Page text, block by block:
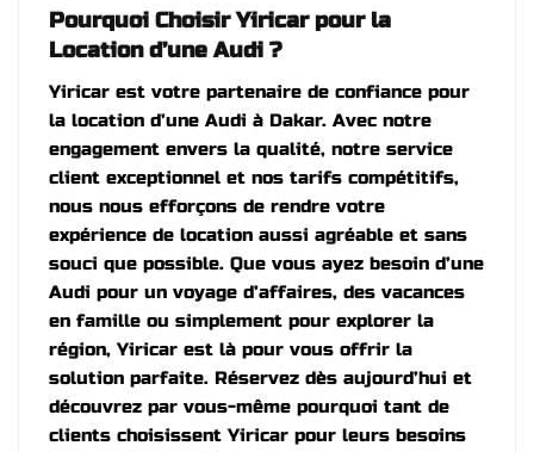
Pourquoi Choisir Yiricar pour la
Location d’une Audi ?
Yiricar est votre partenaire de confiance pour
la location d’une Audi à Dakar. Avec notre
engagement envers la qualité, notre service
client exceptionnel et nos tarifs compétitifs,
nous nous efforçons de rendre votre
expérience de location aussi agréable et sans
souci que possible. Que vous ayez besoin d’une
Audi pour un voyage d’affaires, des vacances
en famille ou simplement pour explorer la
région, Yiricar est là pour vous offrir la
solution parfaite. Réservez dès aujourd’hui et
découvrez par vous-même pourquoi tant de
clients choisissent Yiricar pour leurs besoins